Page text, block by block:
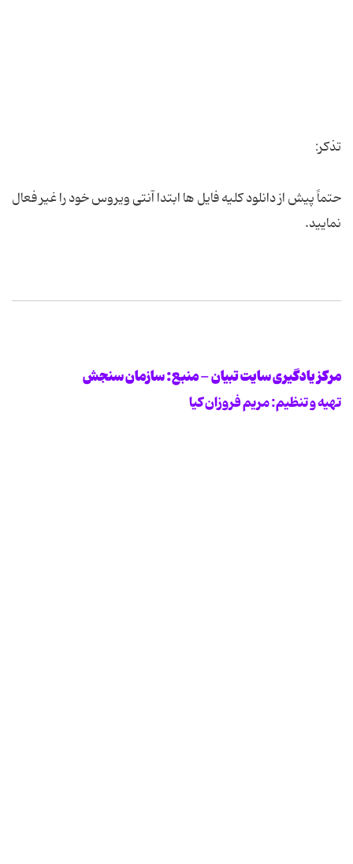
تذکر:
حتماً پیش از دانلود کلیه فایل ها ابتدا آنتی ویروس خود را غیر فعال
نمایید.
مرکز یادگیری سایت تبیان - منبع: سازمان سنجش
تهیه و تنظیم: مریم فروزان کیا